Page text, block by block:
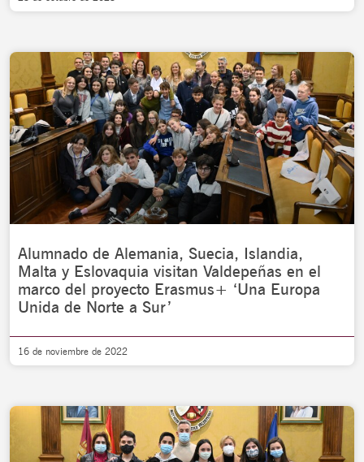
Alumnado de Alemania, Suecia, Islandia,
Malta y Eslovaquia visitan Valdepeñas en el
marco del proyecto Erasmus+ ‘Una Europa
Unida de Norte a Sur’
16 de noviembre de 2022